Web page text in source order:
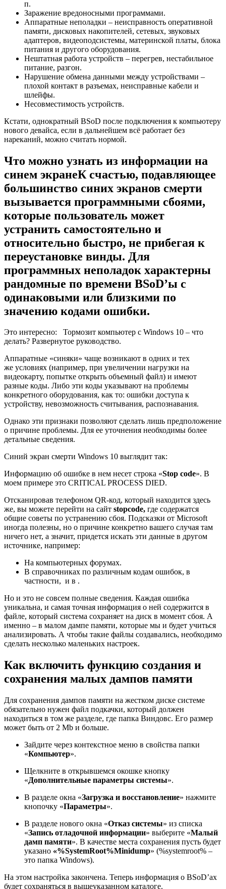
п.
Заражение вредоносными программами.
Аппаратные неполадки – неисправность оперативной
памяти, дисковых накопителей, сетевых, звуковых
адаптеров, видеоподсистемы, материнской платы, блока
питания и другого оборудования.
Нештатная работа устройств – перегрев, нестабильное
питание, разгон.
Нарушение обмена данными между устройствами –
плохой контакт в разъемах, неисправные кабели и
шлейфы.
Несовместимость устройств.
Кстати, однократный BSoD после подключения к компьютеру
нового девайса, если в дальнейшем всё работает без
нареканий, можно считать нормой.
Что можно узнать из информации на
синем экранеК счастью, подавляющее
большинство синих экранов смерти
вызывается программными сбоями,
которые пользователь может
устранить самостоятельно и
относительно быстро, не прибегая к
переустановке винды. Для
программных неполадок характерны
рандомные по времени BSoD’ы с
одинаковыми или близкими по
значению кодами ошибки.
Это интересно:
Тормозит компьютер с Windows 10 – что
делать? Развернутое руководство.
Аппаратные «синяки» чаще возникают в одних и тех
же условиях (например, при увеличении нагрузки на
видеокарту, попытке открыть объемный файл) и имеют
разные коды. Либо эти коды указывают на проблемы
конкретного оборудования, как то: ошибки доступа к
устройству, невозможность считывания, распознавания.
Однако эти признаки позволяют сделать лишь предположение
о причине проблемы. Для ее уточнения необходимы более
детальные сведения.
Синий экран смерти Windows 10 выглядит так:
Информацию об ошибке в нем несет строка «Stop code». В
моем примере это CRITICAL PROCESS DIED.
Отсканировав телефоном QR-код, который находится здесь
же, вы можете перейти на сайт stopcode, где содержатся
общие советы по устранению сбоя. Подсказки от Microsoft
иногда полезны, но о причине конкретно вашего случая там
ничего нет, а значит, придется искать эти данные в другом
источнике, например:
На компьютерных форумах.
В справочниках по различным кодам ошибок, в
частности, и в .
Но и это не совсем полные сведения. Каждая ошибка
уникальна, и самая точная информация о ней содержится в
файле, который система сохраняет на диск в момент сбоя. А
именно – в малом дампе памяти, которые мы и будет учиться
анализировать. А чтобы такие файлы создавались, необходимо
сделать несколько маленьких настроек.
Как включить функцию создания и
сохранения малых дампов памяти
Для сохранения дампов памяти на жестком диске системе
обязательно нужен файл подкачки, который должен
находиться в том же разделе, где папка Виндовс. Его размер
может быть от 2 Mb и больше.
Зайдите через контекстное меню в свойства папки
«Компьютер».
Щелкните в открывшемся окошке кнопку
«Дополнительные параметры системы».
В разделе окна «Загрузка и восстановление» нажмите
кнопочку «Параметры».
В разделе нового окна «Отказ системы» из списка
«Запись отладочной информации» выберите «Малый
дамп памяти». В качестве места сохранения пусть будет
указано «%SystemRoot%Minidump» (%systemroot% –
это папка Windows).
На этом настройка закончена. Теперь информация о BSoD’ах
будет сохраняться в вышеуказанном каталоге.